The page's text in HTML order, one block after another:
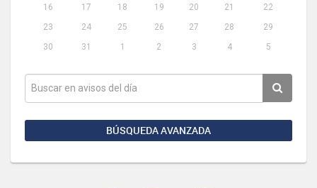
16
17 18 19 20 21
22
23
24 25 26 27 28
29
30
31 1 2 3 4 5
BÚSQUEDA AVANZADA